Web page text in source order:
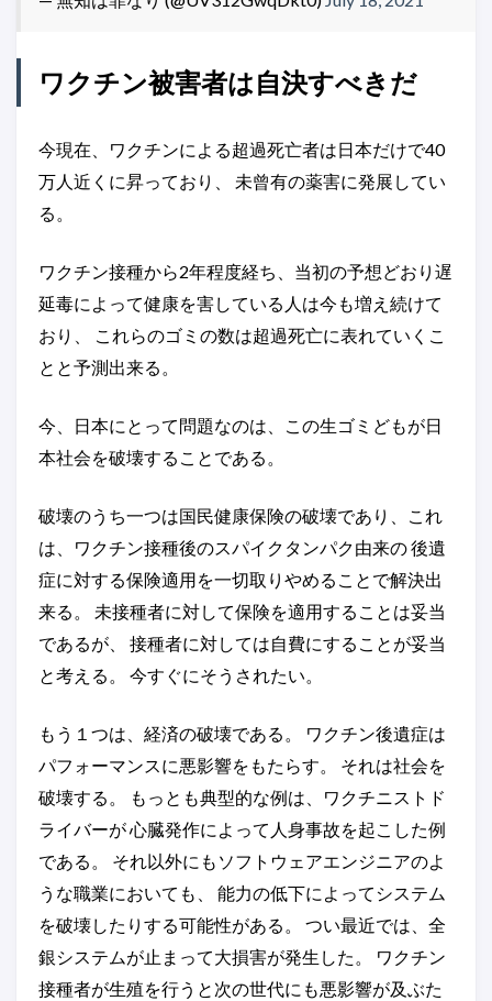
ワクチン被害者は自決すべきだ
今現在、ワクチンによる超過死亡者は日本だけで40
万人近くに昇っており、 未曾有の薬害に発展してい
る。
ワクチン接種から2年程度経ち、当初の予想どおり遅
延毒によって健康を害している人は今も増え続けて
おり、 これらのゴミの数は超過死亡に表れていくこ
とと予測出来る。
今、日本にとって問題なのは、この生ゴミどもが日
本社会を破壊することである。
破壊のうち一つは国民健康保険の破壊であり、これ
は、ワクチン接種後のスパイクタンパク由来の 後遺
症に対する保険適用を一切取りやめることで解決出
来る。 未接種者に対して保険を適用することは妥当
であるが、 接種者に対しては自費にすることが妥当
と考える。 今すぐにそうされたい。
もう１つは、経済の破壊である。 ワクチン後遺症は
パフォーマンスに悪影響をもたらす。 それは社会を
破壊する。 もっとも典型的な例は、ワクチニストド
ライバーが 心臓発作によって人身事故を起こした例
である。 それ以外にもソフトウェアエンジニアのよ
うな職業においても、 能力の低下によってシステム
を破壊したりする可能性がある。 つい最近では、全
銀システムが止まって大損害が発生した。 ワクチン
接種者が生殖を行うと次の世代にも悪影響が及ぶた